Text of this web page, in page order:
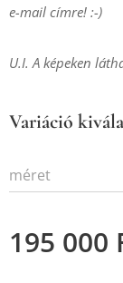
e-mail címre! :-)
U.I. A képeken
Variáció
méret
195 000